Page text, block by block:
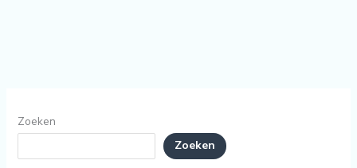
Zoeken
Zoeken